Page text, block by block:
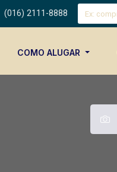
(016) 2111-8888
COMO ALUGAR